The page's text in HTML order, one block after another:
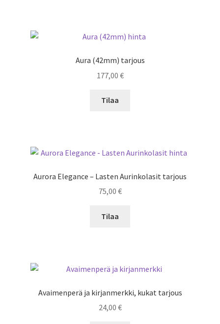
Aura (42mm) tarjous
177,00 €
Tilaa
Aurora Elegance – Lasten Aurinkolasit tarjous
75,00 €
Tilaa
Avaimenperä ja kirjanmerkki, kukat tarjous
24,00 €